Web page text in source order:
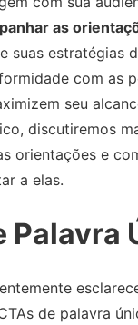
as
suas estratégias
com as
seu
discutiremos
orientações e
a elas.
Palavra
de palavra